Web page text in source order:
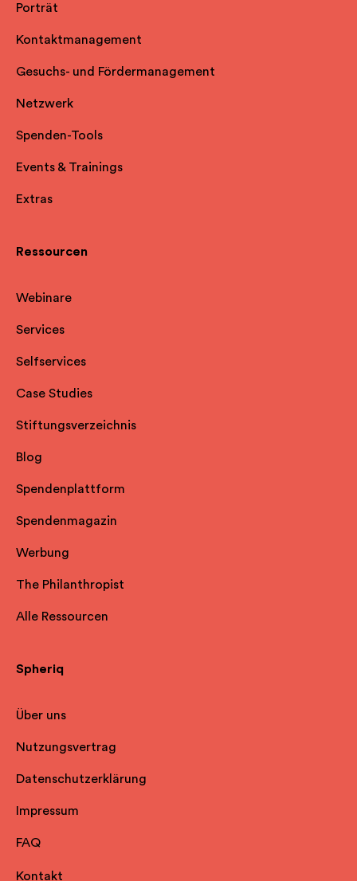
Porträt
Kontaktmanagement
Gesuchs- und Fördermanagement
Netzwerk
Spenden-Tools
Events & Trainings
Extras
Ressourcen
Webinare
Services
Selfservices
Case Studies
Stiftungsverzeichnis
Blog
Spendenplattform
Spendenmagazin
Werbung
The Philanthropist
Alle Ressourcen
Spheriq
Über uns
Nutzungsvertrag
Datenschutzerklärung
Impressum
FAQ
Kontakt